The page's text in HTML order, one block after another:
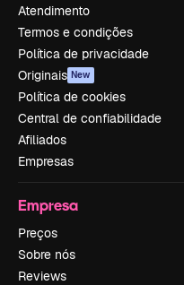
Atendimento
Termos e condições
Política de privacidade
Originais New
Política de cookies
Central de confiabilidade
Afiliados
Empresas
Empresa
Preços
Sobre nós
Reviews